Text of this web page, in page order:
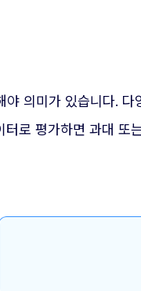
의미가 있습니다.
로 평가하면 과대